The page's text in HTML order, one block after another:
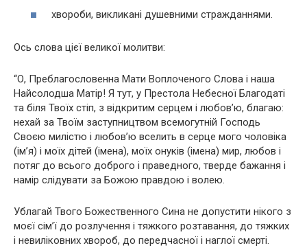
хвороби, викликані душевними стражданнями.
Ось слова цієї великої молитви:
“О, Преблагословенна Мати Воплоченого Слова і наша
Найсолодша Матір! Я тут, у Престола Небесної Благодаті
та біля Твоїх стіп, з відкритим серцем і любов’ю, благаю:
нехай за Твоїм заступництвом всемогутній Господь
Своєю милістю і любов’ю вселить в серце мого чоловіка
(ім’я) і моїх дітей (імена), моїх онуків (імена) мир, любов і
потяг до всього доброго і праведного, тверде бажання і
намір слідувати за Божою правдою і волею.
Ублагай Твого Божественного Сина не допустити нікого з
моєї сім’ї до розлучення і тяжкого розтавання, до тяжких
і невиліковних хвороб, до передчасної і наглої смерті.